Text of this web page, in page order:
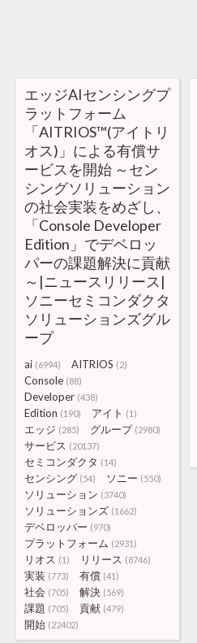
エッジAIセンシングプ
ラットフォーム
「AITRIOS™(アイトリ
オス)」による有償サ
ービスを開始 ～セン
シングソリューション
の社会実装をめざし、
「Console Developer
Edition」でデベロッ
パーの課題解決に貢献
～|ニュースリリース|
ソニーセミコンダクタ
ソリューションズグル
ープ
ai (6994) AITRIOS (2)
Console (88)
Developer (438)
Edition (190) アイト (1)
エッジ (285) グループ (2980)
サービス (20137)
セミコンダクタ (14)
センシング (54) ソニー (550)
ソリューション (3740)
ソリューションズ (1662)
デベロッパー (970)
プラットフォーム (2931)
リオス (1) リリース (8746)
実装 (773) 有償 (41)
社会 (705) 解決 (569)
課題 (705) 貢献 (479)
開始 (22402)